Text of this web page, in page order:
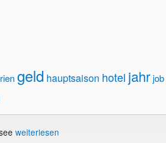
geld hauptsaison hotel jahrjob
weiterlesen